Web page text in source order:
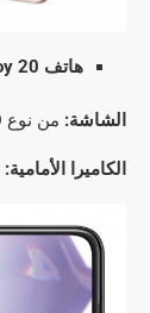
هاتف Huawei Enjoy 20
الشاشة: من نوع LCD بمقاس 6.6inch مع معدل تحديث 60Hz
الكاميرا الأمامية: